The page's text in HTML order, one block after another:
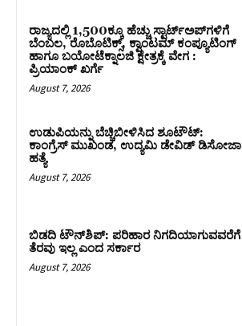
ರಾಜ್ಯದಲ್ಲಿ 1,500ಕ್ಕೂ ಹೆಚ್ಚು ಸ್ಟಾರ್ಟ್‌ಅಪ್‌ಗಳಿಗೆ
ಬೆಂಬಲ, ರೊಬೊಟಿಕ್ಸ್, ಕ್ವಾಂಟಮ್ ಕಂಪ್ಯೂಟಿಂಗ್
ಹಾಗೂ ಬಯೋಟೆಕ್ನಾಲಜಿ ಕ್ಷೇತ್ರಕ್ಕೆ ವೇಗ :
ಪ್ರಿಯಾಂಕ್‌ ಖರ್ಗೆ
August 7, 2026
ಉಡುಪಿಯನ್ನು ಬೆಚ್ಚಿಬೀಳಿಸಿದ ಶೂಟೌಟ್‌:
ಕಾಂಗ್ರೆಸ್‌ ಮುಖಂಡ, ಉದ್ಯಮಿ ಡೇವಿಡ್ ಡಿಸೋಜಾ
ಹತ್ಯೆ
August 7, 2026
ಬಿಡದಿ ಟೌನ್‌ಶಿಪ್‌: ಪರಿಹಾರ ನಿಗದಿಯಾಗುವವರೆಗೆ
ತೆರವು ಇಲ್ಲ ಎಂದ ಸರ್ಕಾರ
August 7, 2026